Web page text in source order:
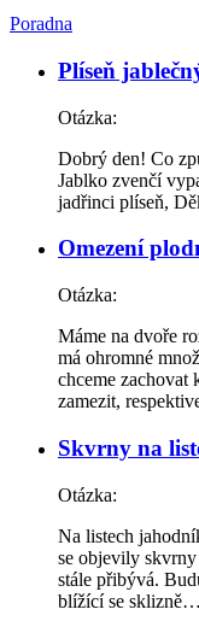
Poradna
Plíseň
Otázka:
Dobrý den! Co
Jablko zvenčí
jadřinci plíseň,
Omezení
Otázka:
Máme na dvoře
má ohromné
chceme zachovat
zamezit,
Skvrny na
Otázka:
Na listech
se objevily
stále přibývá.
blížící se sklizně…